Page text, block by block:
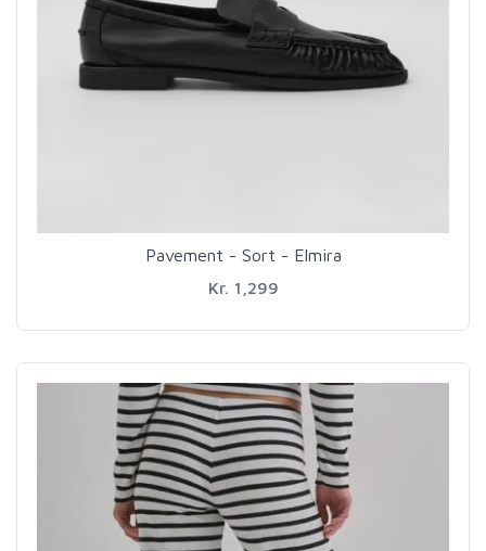
Pavement - Sort - Elmira
Kr. 1,299